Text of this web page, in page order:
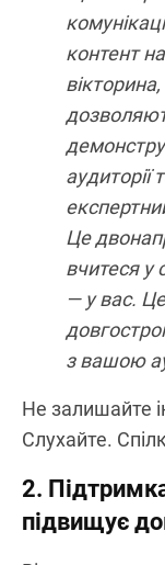
контент
аудиторії
Це
вчитеся у
— у вас.
з вашою
Не залишайте
Слухайте.
2.
підвищує